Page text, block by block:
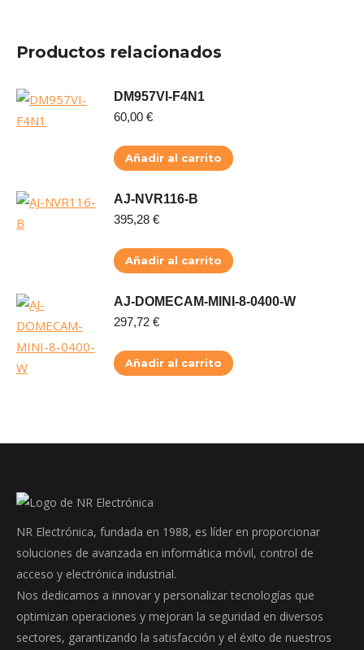
Productos relacionados
DM957VI-F4N1
60,00 €
Añadir al carrito
AJ-NVR116-B
395,28 €
Añadir al carrito
AJ-DOMECAM-MINI-8-0400-W
297,72 €
Añadir al carrito
NR Electrónica, fundada en 1988, es líder en proporcionar
soluciones de avanzada en informática móvil, control de
acceso y electrónica industrial.
Nos dedicamos a innovar y personalizar tecnologías que
optimizan operaciones y mejoran la seguridad en diversos
sectores, garantizando la satisfacción y el éxito de nuestros